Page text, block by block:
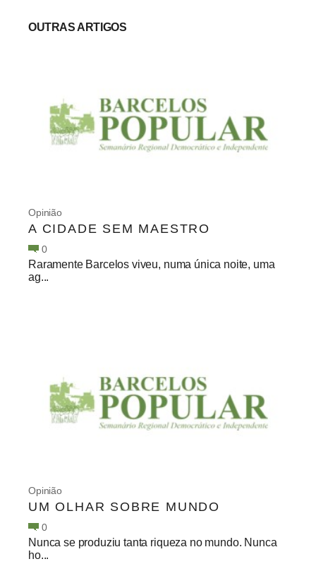
OUTRAS ARTIGOS
Opinião
A CIDADE SEM MAESTRO
0
Raramente Barcelos viveu, numa única noite, uma
ag...
Opinião
UM OLHAR SOBRE MUNDO
0
Nunca se produziu tanta riqueza no mundo. Nunca
ho...